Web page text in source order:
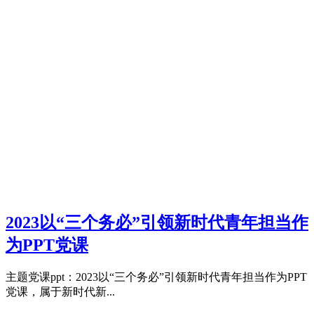
2023以“三个务必”引领新时代青年担当作
为PPT党课
主题党课ppt：2023以“三个务必”引领新时代青年担当作为PPT
党课，属于新时代新...